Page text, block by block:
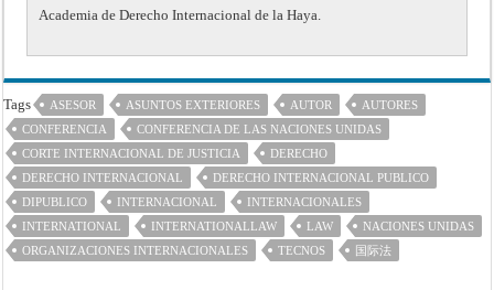
Academia de Derecho Internacional de la Haya.
Tags ASESOR ASUNTOS EXTERIORES AUTOR
AUTORES
CONFERENCIA
CONFERENCIA DE LAS NACIONES UNIDAS
CORTE INTERNACIONAL DE JUSTICIA
DERECHO
DERECHO INTERNACIONAL
DERECHO INTERNACIONAL PUBLICO
DIPUBLICO
INTERNACIONAL
INTERNACIONALES
INTERNATIONAL
INTERNATIONALLAW LAW
NACIONES UNIDAS
ORGANIZACIONES INTERNACIONALES
TECNOS 国际法